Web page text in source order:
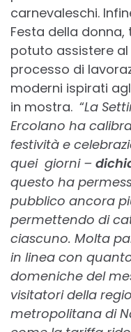
carnevaleschi.
Festa della
potuto assistere
processo di
moderni ispirati
in mostra. “La
Ercolano ha
festività e
quei giorni –
questo ha
pubblico ancora
permettendo di
ciascuno. Molta
in linea con
domeniche del
visitatori della
metropolitana di